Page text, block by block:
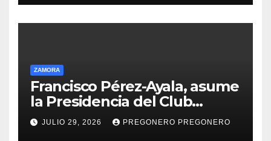
ZAMORA
Francisco Pérez-Ayala, asume
la Presidencia del Club
Rotario Zamora Industrial,
para el periodo 2026–2027
JULIO 29, 2026 PREGONERO PREGONERO